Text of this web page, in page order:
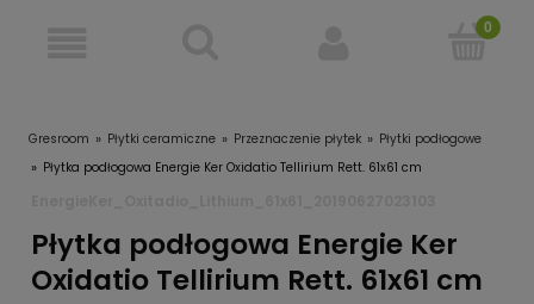
Gresroom Płytki ceramiczne Przeznaczenie płytek
Płytki podłogowe
Płytka podłogowa Energie Ker Oxidatio Tellirium Rett. 61x61 cm
Płytka podłogowa Energie Ker
Oxidatio Tellirium Rett. 61x61 cm